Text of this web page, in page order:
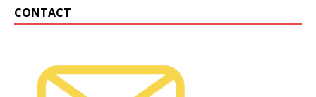
CONTACT